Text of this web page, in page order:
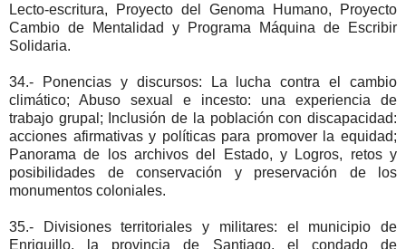
Lecto-escritura, Proyecto del Genoma Humano, Proyecto
Cambio de Mentalidad y Programa Máquina de Escribir
Solidaria.
34.- Ponencias y discursos: La lucha contra el cambio
climático; Abuso sexual e incesto: una experiencia de
trabajo grupal; Inclusión de la población con discapacidad:
acciones afirmativas y políticas para promover la equidad;
Panorama de los archivos del Estado, y Logros, retos y
posibilidades de conservación y preservación de los
monumentos coloniales.
35.- Divisiones territoriales y militares: el municipio de
Enriquillo, la provincia de Santiago, el condado de